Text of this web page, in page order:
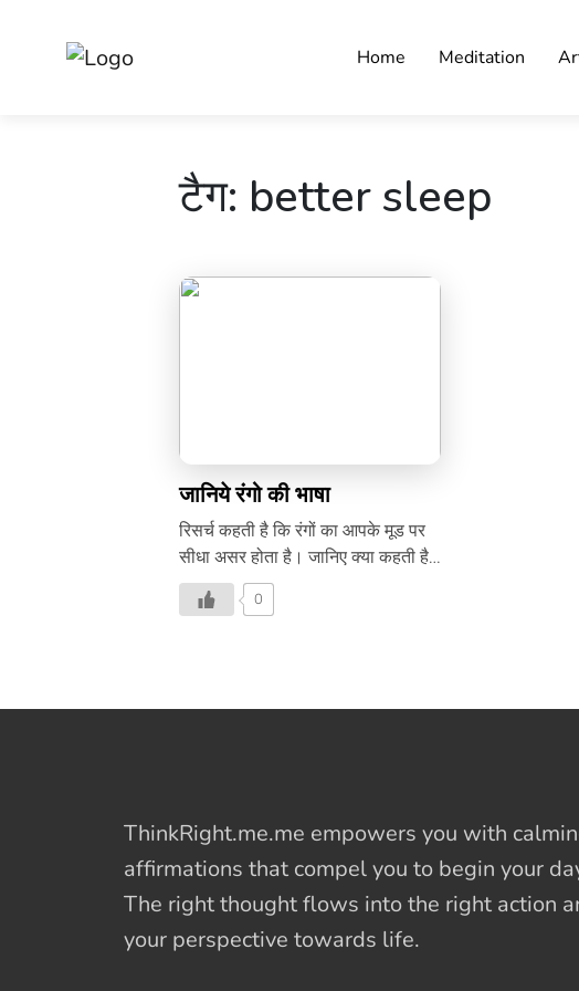
Home Meditation
टैग: better sleep
जानिये रंगो की भाषा
रिसर्च कहती है कि रंगों का आपके मूड पर
सीधा असर होता है। जानिए क्या कहती है
रंगों की भाषा इस वीडियो में-
0
ThinkRight.me.me empowers you with
affirmations that compel you to begin your
The right thought flows into the right action
your perspective towards life.